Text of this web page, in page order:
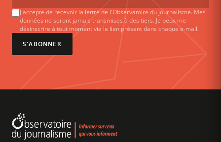
J'accepte de recevoir la lettre de l'Observatoire du journalisme. Mes
données ne seront jamais transmises à des tiers. Je peux me
désinscrire à tout moment via le lien présent dans chaque e-mail.
S'ABONNER